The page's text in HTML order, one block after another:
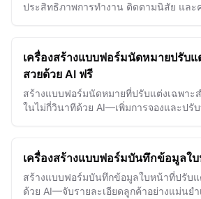
ประสิทธิภาพการทำงาน ติดตามนิสัย แล
เครื่องสร้างแบบฟอร์มนัดหมายปรับแ
สวยด้วย AI ฟรี
สร้างแบบฟอร์มนัดหมายที่ปรับแต่งเฉพาะ
ในไม่กี่วินาทีด้วย AI—เพิ่มการจองและปรับ
เครื่องสร้างแบบฟอร์มบันทึกข้อมูลใ
สร้างแบบฟอร์มบันทึกข้อมูลใบหน้าที่ปรับแ
ด้วย AI—จับรายละเอียดลูกค้าอย่างแม่นยำ